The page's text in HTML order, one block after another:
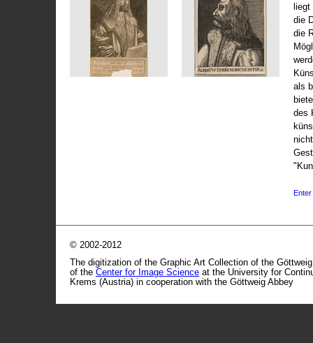
die
die
als
des
Enter
© 2002-2012
The digitization of the Graphic Art Collection of the
of the Center for Image Science at the University for
Krems (Austria) in cooperation with the Göttweig Abbey